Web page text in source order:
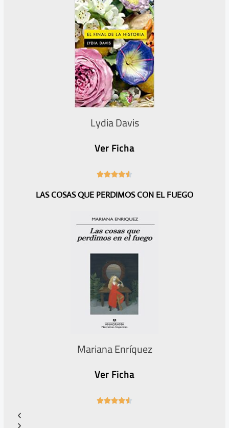
Lydia Davis
Ver Ficha

6
LAS COSAS QUE PERDIMOS CON EL FUEGO
Mariana Enríquez
Ver Ficha
